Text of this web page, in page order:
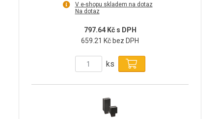
V e-shopu skladem na dotaz
Na dotaz
797.64 Kč s DPH
659.21 Kč bez DPH
ks